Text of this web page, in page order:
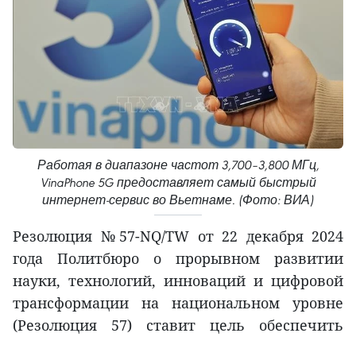
Работая в диапазоне частот 3,700–3,800 МГц,
VinaPhone 5G предоставляет самый быстрый
интернет-сервис во Вьетнаме. (Фото: ВИА)
Резолюция №57-NQ/TW от 22 декабря 2024
года Политбюро о прорывном развитии
науки, технологий, инноваций и цифровой
трансформации на национальном уровне
(Резолюция 57) ставит цель обеспечить